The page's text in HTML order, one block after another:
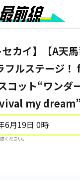
セカイ】【A天
フルステージ！
コット“ワンダ
my dream”
6月19日 0時
ください。